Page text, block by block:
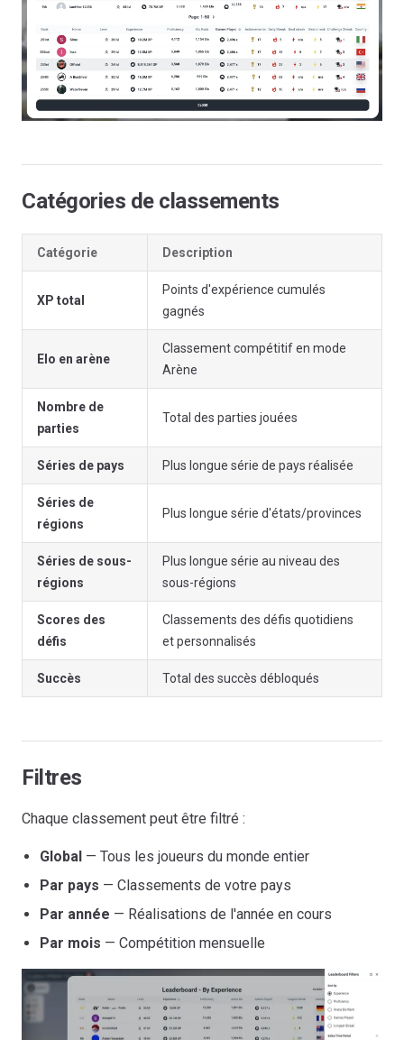
Catégories de classements
Catégorie Description
XP total
Points d'expérience cumulés
gagnés
Elo en arène
Classement compétitif en mode
Arène
Nombre de
parties
Total des parties jouées
Séries de pays Plus longue série de pays réalisée
Séries de
régions
Plus longue série d'états/provinces
Séries de sous-
régions
Plus longue série au niveau des
sous-régions
Scores des
défis
Classements des défis quotidiens
et personnalisés
Succès Total des succès débloqués
Filtres
Chaque classement peut être filtré :
Global — Tous les joueurs du monde entier
Par pays — Classements de votre pays
Par année — Réalisations de l'année en cours
Par mois — Compétition mensuelle